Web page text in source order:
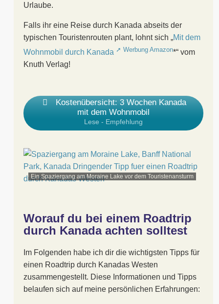
Urlaube.
Falls ihr eine Reise durch Kanada abseits der
typischen Touristenrouten plant, lohnt sich „Mit dem
Wohnmobil durch Kanada
*“ vom
Knuth Verlag!
Kostenübersicht: 3 Wochen Kanada
mit dem Wohnmobil
Lese - Empfehlung
Ein Spaziergang am Moraine Lake vor dem Touristenansturm
Worauf du bei einem Roadtrip
durch Kanada achten solltest
Im Folgenden habe ich dir die wichtigsten Tipps für
einen Roadtrip durch Kanadas Westen
zusammengestellt. Diese Informationen und Tipps
belaufen sich auf meine persönlichen Erfahrungen: